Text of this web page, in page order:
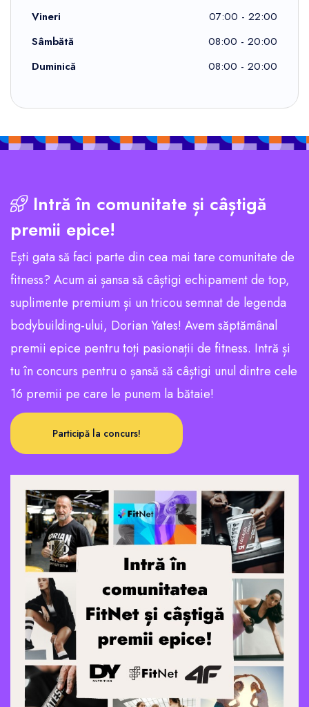
Vineri
07:00 - 22:00
Sâmbătă
08:00 - 20:00
Duminică
08:00 - 20:00
Intră în comunitate și câștigă
premii epice!
Ești gata să faci parte din cea mai tare comunitate de
fitness? Acum ai șansa să câștigi echipament de top,
suplimente premium și un tricou semnat de legenda
bodybuilding-ului, Dorian Yates! Avem săptămânal
premii epice pentru toți pasionații de fitness. Intră și
tu în concurs pentru o șansă să câștigi unul dintre cele
16 premii pe care le punem la bătaie!
Participă la concurs!